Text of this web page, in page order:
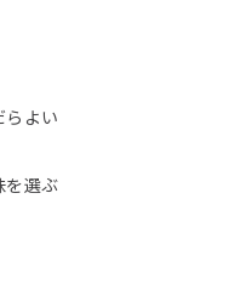
よい
を選ぶ